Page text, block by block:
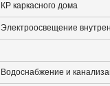
КР каркасного дома
Электроосвещение
Водоснабжение и